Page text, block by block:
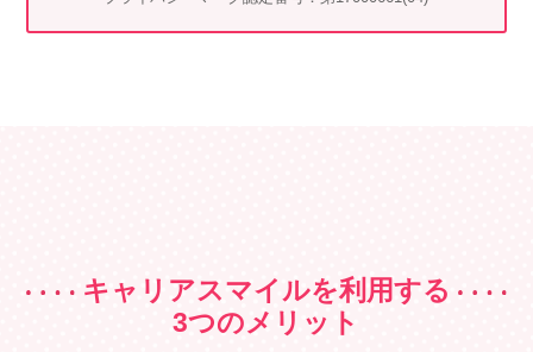
キャリアスマイルを利用する
3つのメリット